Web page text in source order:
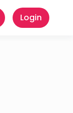
Login